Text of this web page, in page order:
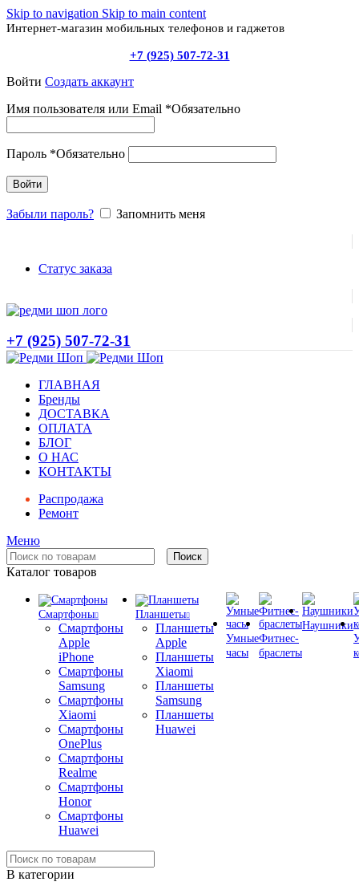
Skip to navigation Skip to main content
Интернет-магазин мобильных телефонов и гаджетов
+7 (925) 507-72-31
Войти Создать аккаунт
Имя пользователя или Email *Обязательно
Пароль *Обязательно
Войти
Забыли пароль? Запомнить меня
Статус заказа
+7 (925) 507-72-31
ГЛАВНАЯ
Бренды
ДОСТАВКА
ОПЛАТА
БЛОГ
О НАС
КОНТАКТЫ
Распродажа
Ремонт
Меню
Поиск
Каталог товаров
Смартфоны
Смартфоны
Apple
iPhone
Смартфоны
Samsung
Смартфоны
Xiaomi
Смартфоны
OnePlus
Смартфоны
Realme
Смартфоны
Honor
Смартфоны
Huawei
Планшеты
Планшеты
Apple
Планшеты
Xiaomi
Планшеты
Samsung
Планшеты
Huawei
Умные
часы
Фитнес-
браслеты
Наушники
В категории